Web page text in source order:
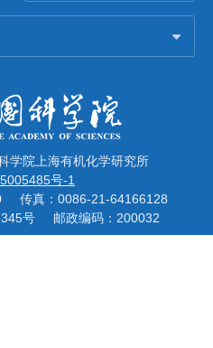
学院上海有机化学研究所
号-1
传真：0086-21-64166128
号
邮政编码：200032